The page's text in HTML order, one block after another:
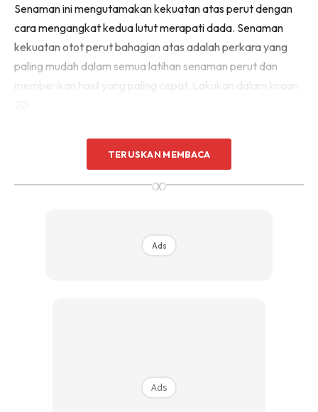
Senaman ini mengutamakan kekuatan atas perut dengan
cara mengangkat kedua lutut merapati dada. Senaman
kekuatan otot perut bahagian atas adalah perkara yang
paling mudah dalam semua latihan senaman perut dan
memberikan hasil yang paling cepat. Lakukan dalam kiraan
2. CrisscrossTERUSKAN MEMBACA
∞
Ads
Ads